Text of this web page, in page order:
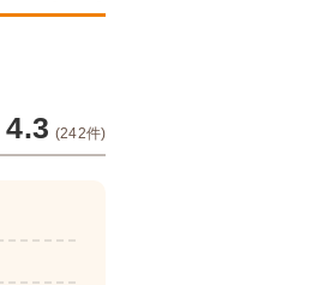
4.3 (242件)